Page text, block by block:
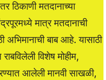
ठिकाणी मतदानाच्या
मात्र मतदानाची
अभिमानाची बाब आहे. यासाठी
विशेष मोहीम,
आलेली मानवी साखळी,